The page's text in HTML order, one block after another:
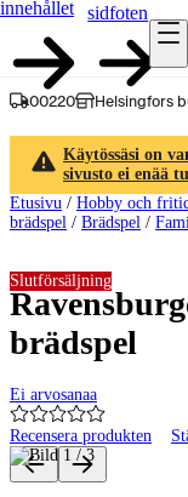
innehållet
sidfoten
00220 Helsingfors
Käytössäsi on
sivusto ei enää
Etusivu / Hobby och
brädspel / Brädspel /
brädspel
Ei arvosanaa
Recensera produkten
Slutförsäljning
Produktbilder